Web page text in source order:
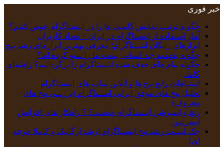
خبر فوری
چگونه ترتیب نمایش کامنت‌ ها را در اینستاگرام عوض کنیم؟
آمار استفاده از اینستاگرام در ایران + تعداد کاربران
ابزارهای رایگان اینستاگرام؛ معرفی بهترین ابزارهای رشد پیج
چگونه بفهمیم چه کسانی پست ما را سیو کرده اند؟
چگونه پیام‌ های حذف‌ شده اینستاگرام را برگردانیم؟ راهنمای
کامل
اشتباهات رایج پیج ها و آنلاین شاپ های اینستاگرام
تحلیل پیج‌ های موفق ایرانی اینستاگرام (بررسی پیج های
معروف)
ریچ و ایمپرشن اینستاگرام چیست؟ 7 راهکار های افزایش
ایمپرشن
چک‌ لیست رشد پیج اینستاگرام (رشد ارگانیک و کاملا حرفه
ای)